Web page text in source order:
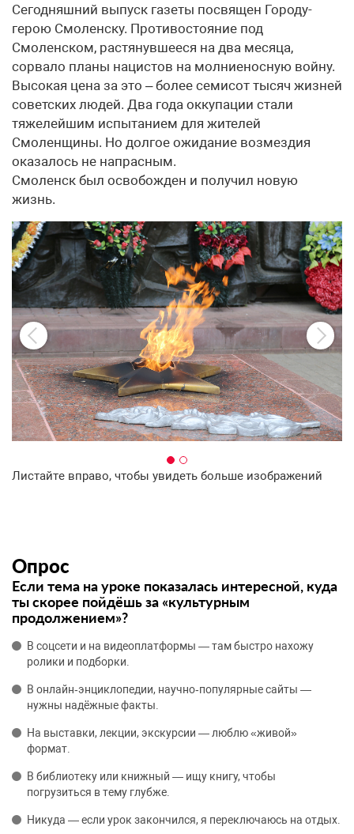
Сегодняшний выпуск газеты посвящен Городу-
герою Смоленску. Противостояние под
Смоленском, растянувшееся на два месяца,
сорвало планы нацистов на молниеносную войну.
Высокая цена за это – более семисот тысяч жизней
советских людей. Два года оккупации стали
тяжелейшим испытанием для жителей
Смоленщины. Но долгое ожидание возмездия
оказалось не напрасным.
Смоленск был освобожден и получил новую
жизнь.
Листайте вправо, чтобы увидеть больше изображений
Опрос
Если тема на уроке показалась интересной, куда
ты скорее пойдёшь за «культурным
продолжением»?
В соцсети и на видеоплатформы — там быстро нахожу
ролики и подборки.
В онлайн‑энциклопедии, научно‑популярные сайты —
нужны надёжные факты.
На выставки, лекции, экскурсии — люблю «живой»
формат.
В библиотеку или книжный — ищу книгу, чтобы
погрузиться в тему глубже.
Никуда — если урок закончился, я переключаюсь на отдых.